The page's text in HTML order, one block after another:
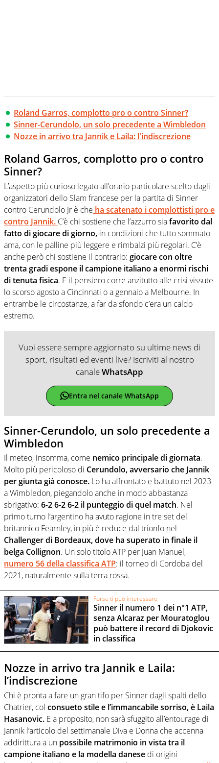
Roland Garros, complotto pro o contro Sinner?
Sinner-Cerundolo, un solo precedente a Wimbledon
Nozze in arrivo tra Jannik e Laila: l'indiscrezione
Roland Garros, complotto pro o contro
Sinner?
L’aspetto più curioso legato all’orario particolare scelto dagli
organizzatori dello Slam francese per la partita di Sinner
contro Cerundolo Jr è che ha scatenato i complottisti pro e
contro Jannik. C’è chi sostiene che l’azzurro siafavorito dal
fatto di giocare di giorno, in condizioni che tutto sommato
ama, con le palline più leggere e rimbalzi più regolari. C’è
anche però chi sostiene il contrario: giocare con oltre
trenta gradi espone il campione italiano a enormi rischi
di tenuta fisica. E il pensiero corre anzitutto alle crisi vissute
lo scorso agosto a Cincinnati o a gennaio a Melbourne. In
entrambe le circostanze, a far da sfondo c’era un caldo
estremo.
Vuoi essere sempre aggiornato su ultime news di
sport, risultati ed eventi live? Iscriviti al nostro
canaleWhatsApp
Entra nel canale WhatsApp
Sinner-Cerundolo, un solo precedente a
Wimbledon
Il meteo, insomma, come nemico principale di giornata.
Molto più pericoloso di Cerundolo, avversario che Jannik
per giunta già conosce. Lo ha affrontato e battuto nel 2023
a Wimbledon, piegandolo anche in modo abbastanza
sbrigativo: 6-2 6-2 6-2 il punteggio di quel match. Nel
primo turno l’argentino ha avuto ragione in tre set del
britannico Fearnley, in più è reduce dal trionfo nel
Challenger di Bordeaux, dove ha superato in finale il
belga Collignon. Un solo titolo ATP per Juan Manuel,
numero 56 della classifica ATP: il torneo di Cordoba del
2021, naturalmente sulla terra rossa.
Forse ti può interessare
Sinner il numero 1 dei n°1 ATP,
senza Alcaraz per Mouratoglou
può battere il record di Djokovic
in classifica
Nozze in arrivo tra Jannik e Laila:
l’indiscrezione
Chi è pronta a fare un gran tifo per Sinner dagli spalti dello
Chatrier, col consueto stile e l’immancabile sorriso, è Laila
Hasanovic. E a proposito, non sarà sfuggito all’entourage di
Jannik l’articolo del settimanale Diva e Donna che accenna
addirittura a un possibile matrimonio in vista tra il
campione italiano e la modella danese di origini